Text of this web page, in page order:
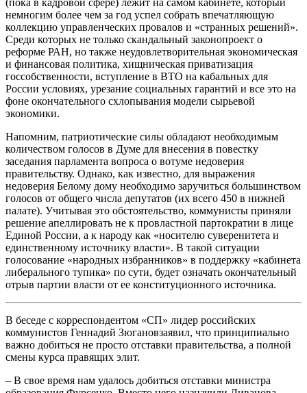
(пока в кадровой сфере) лежит на самом кабинете, который
немногим более чем за год успел собрать впечатляющую
коллекцию управленческих провалов и «странных решений».
Среди которых не только скандальный законопроект о
реформе РАН, но также неудовлетворительная экономическая
и финансовая политика, хищническая приватизация
госсобственности, вступление в ВТО на кабальных для
России условиях, урезание социальных гарантий и все это на
фоне окончательного схлопывания модели сырьевой
экономики.
Напомним, патриотические силы обладают необходимым
количеством голосов в Думе для внесения в повестку
заседания парламента вопроса о вотуме недоверия
правительству. Однако, как известно, для выражения
недоверия Белому дому необходимо заручиться большинством
голосов от общего числа депутатов (их всего 450 в нижней
палате). Учитывая это обстоятельство, коммунисты приняли
решение апеллировать не к провластной партократии в лице
Единой России, а к народу как «носителю суверенитета и
единственному источнику власти». В такой ситуации
голосование «народных избранников» в поддержку «кабинета
либерального тупика» по сути, будет означать окончательный
отрыв партии власти от ее конституционного источника.
В беседе с корреспондентом «СП» лидер российских
коммунистов Геннадий Зюгановзаявил, что принципиально
важно добиться не просто отставки правительства, а полной
смены курса правящих элит.
– В свое время нам удалось добиться отставки министра